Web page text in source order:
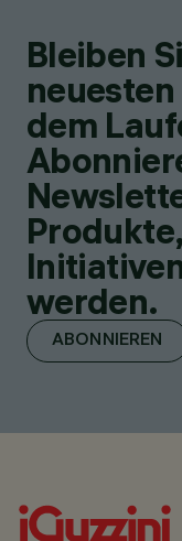
Bleiben
dem
werden.
ABONNIEREN